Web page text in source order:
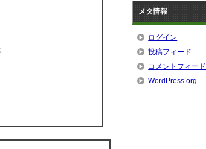
メタ情報
ログイン
投稿フィード
コメントフィード
WordPress.org